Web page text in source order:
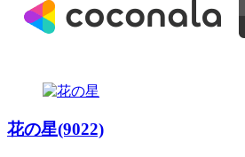
花の星(9022)